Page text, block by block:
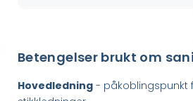
Betengelser brukt om
Hovedledning - påkoblingspunkt